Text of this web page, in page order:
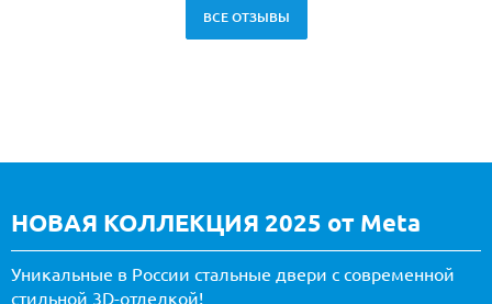
ВСЕ ОТЗЫВЫ
НОВАЯ КОЛЛЕКЦИЯ 2025 от Meta
Уникальные в России стальные двери с современной
стильной 3D-отделкой!